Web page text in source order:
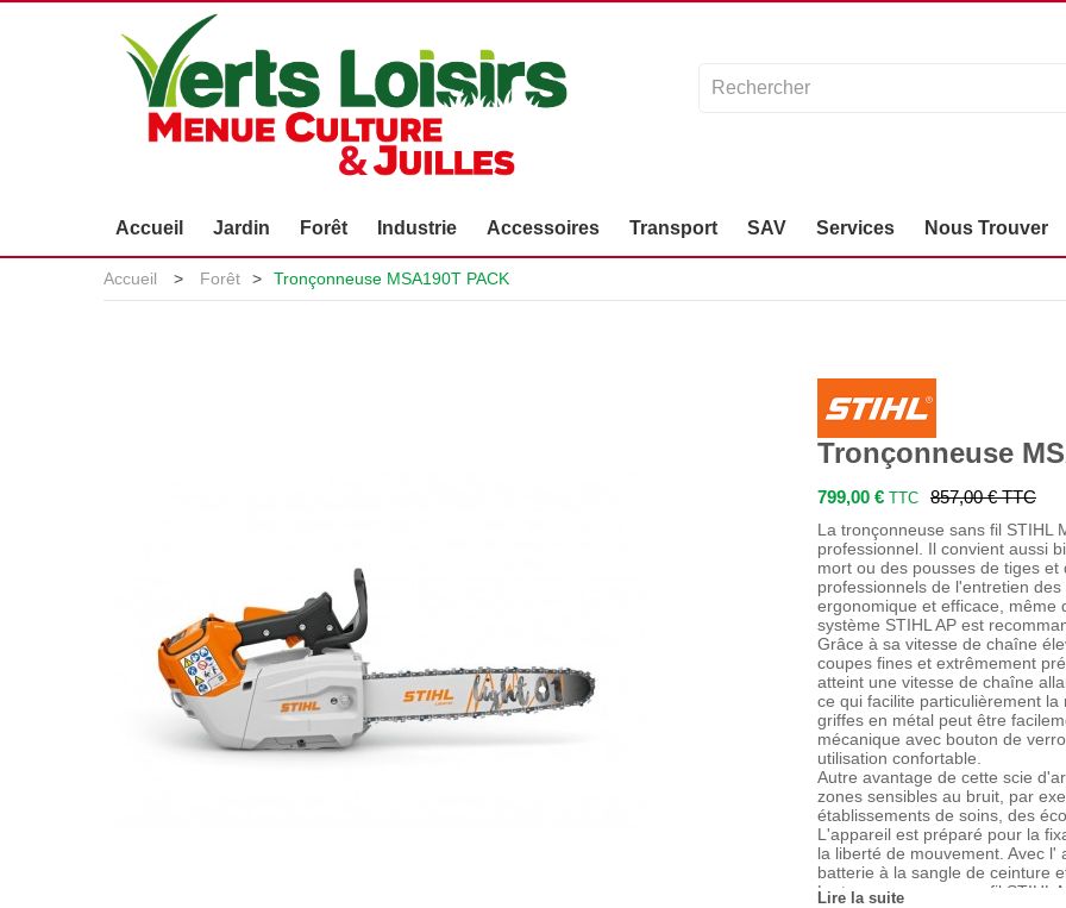
Accueil Jardin Forêt Industrie Accessoires Transport SAV Services Nous Trouver
Accueil > Forêt > Tronçonneuse MSA190T PACK
Tronçonneuse
799,00 € TTC 857,00 €TTC
La tronçonneuse sans fil STIHL
professionnel. Il convient aussi
mort ou des pousses de tiges et
professionnels de l'entretien
ergonomique et efficace, même
système STIHL AP est
Grâce à sa vitesse de chaîne
coupes fines et extrêmement
atteint une vitesse de chaîne
ce qui facilite particulièrement
griffes en métal peut être
mécanique avec bouton de
utilisation confortable.
Autre avantage de cette scie
zones sensibles au bruit, par
établissements de soins, des
L'appareil est préparé pour la
la liberté de mouvement. Avec l'
batterie à la sangle de ceinture
La tronçonneuse sans fil STIHL
Lire la suite